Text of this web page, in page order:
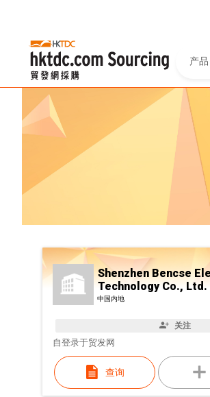
产品
Shenzhen Bencse
Technology Co., Ltd.
中国内地
关注
自登录于贸发网
查询